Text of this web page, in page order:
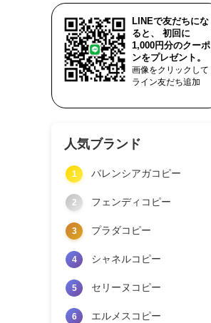
LINEで友だちにな
ると、 初回に
1,000円分のクーポ
ンをプレゼント。
画像をクリックして
ライン友だち追加
人気ブランド
1 バレンシアガコピー
2 フェンディコピー
3 プラダコピー
4 シャネルコピー
5 セリーヌコピー
6 エルメスコピー